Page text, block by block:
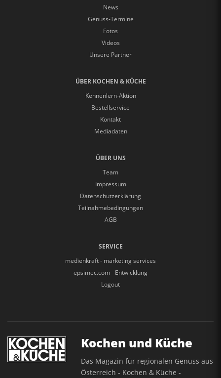
News
Genuss-Termine
Fotos
Videos
Unsere Partner
ÜBER KOCHEN & KÜCHE
Kennenlern-Aktion
Bestellservice
Kontakt
Mediadaten
ÜBER UNS
Team
Impressum
Datenschutzerklärung
Teilnahmebedingungen
AGB
SERVICE
medienkraft - marketing services
epsimec.com - Entwicklung
Logout
Kochen und Küche
Das Magazin für regionalen Genuss aus
Österreich - Kochen & Küche -